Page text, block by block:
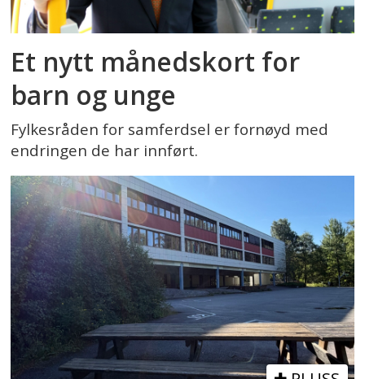
Et nytt månedskort for
barn og unge
Fylkesråden for samferdsel er fornøyd med
endringen de har innført.